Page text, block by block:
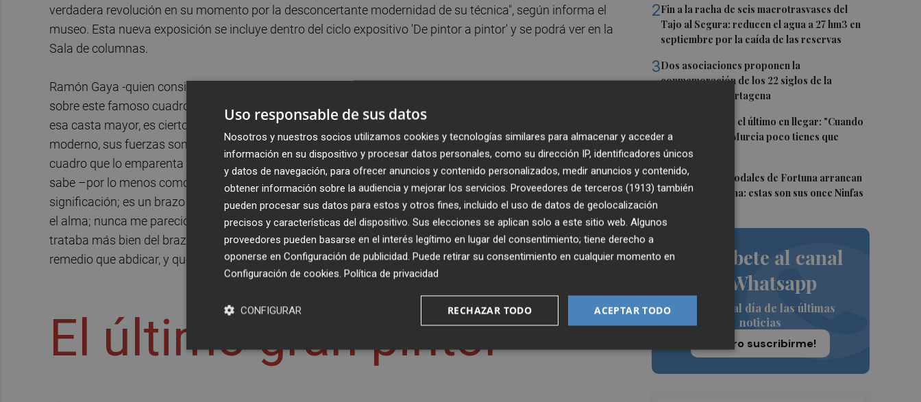
2Fin a la racha de seis macrotrasvases del
Tajo al Segura: reducen el agua a 27 hm3 en
septiembre por la caída de las reservas
3Dos asociaciones proponen la
conmemoración de los 22 siglos de la
fundación de Cartagena
Álvaro Giménez, el último en llegar: "Cuando
te llama el Real Murcia poco tienes que
pensar"
5Las Fiestas de Sodales de Fortuna arrancan
este fin de semana: estas son sus once Ninfas
Suscríbete al canal
de Whatsapp
Siempre al día de las últimas
noticias
¡Quiero suscribirme!
verdadera revolución en su momento por la desconcertante modernidad de su técnica", según informa el
museo. Esta nueva exposición se incluye dentro del ciclo expositivo 'De pintor a pintor' y se podrá ver en la
Sala de columnas.
Ramón Gaya -quien consideraba a Rosales como el último gran pintor de envergadura antigua- escribió
sobre este famoso cuadro que en un principio no fue recibido con buenas críticas: "Rosales pertenece aún a
esa casta mayor, es cierto que no puede con ella, pues su casta es antigua, sí, pero él, Rosales, es ya un
moderno, sus fuerzas son modernas, pequeñas, pero luchará con tanta bravura que ha de lograr pintar un
cuadro que lo emparenta con Tintoretto:
La muerte de Lucrecia.
En ese cuadro entrecortado hay, como se
sabe –por lo menos como sabe muy bien J. R.–, un brazo caído, moribundo, que me parece lleno de
significación; es un brazo cargado ya de muerte y sensual todavía, opulento, lívido, que se rinde, que entrega
el alma; nunca me pareció, sin embargo, que perteneciese por entero a la figura de Lucrecia, sino que se
trataba más bien del brazo mismo de la Pintura; una pintura que, malherida por el siglo XIX, no tenía más
remedio que abdicar, y que abdicaba, eso sí, con gloria, en una especie de agonía triunfante".
El último gran pintor
Uso responsable de sus datos
Nosotros y nuestros socios utilizamos cookies y tecnologías similares para almacenar y acceder a
información en su dispositivo y procesar datos personales, como su dirección IP, identificadores únicos
y datos de navegación, para ofrecer anuncios y contenido personalizados, medir anuncios y contenido,
obtener información sobre la audiencia y mejorar los servicios. Proveedores de terceros (1913) también
pueden procesar sus datos para estos y otros fines, incluido el uso de datos de geolocalización
precisos y características del dispositivo. Sus elecciones se aplican solo a este sitio web. Algunos
proveedores pueden basarse en el interés legítimo en lugar del consentimiento; tiene derecho a
oponerse en Configuración de publicidad. Puede retirar su consentimiento en cualquier momento en
Configuración de cookies. Política de privacidad
ACEPTAR TODO
RECHAZAR TODO
CONFIGURAR